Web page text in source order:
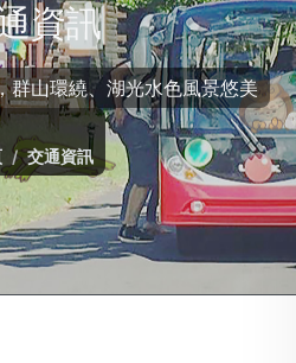
資訊
群山環繞、湖光水色風景悠美
交通資訊